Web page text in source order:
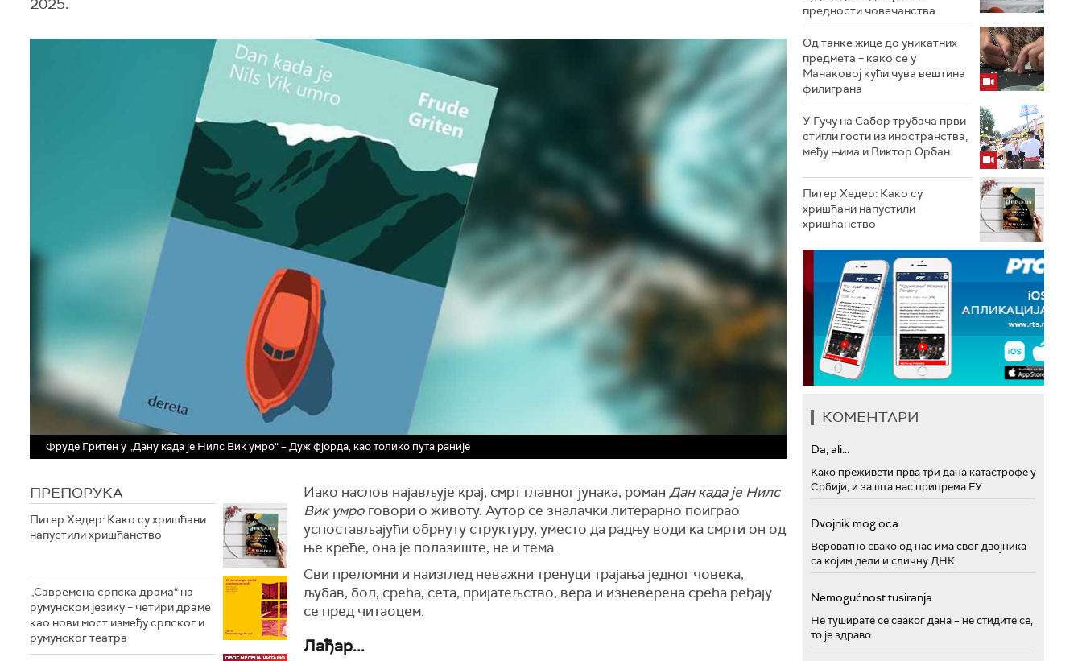
2025.
Фруде Гритен у „Дану када је Нилс Вик умро“ – Дуж фјорда, као толико пута раније
ПРЕПОРУКА
Питер Хедер: Како су хришћани
напустили хришћанство
„Савремена српска драма“ на
румунском језику – четири драме
као нови мост између српског и
румунског театра
Иако наслов најављује крај, смрт главног јунака, роман Дан када је Нилс
Вик умро говори о животу. Аутор се зналачки литерарно поиграо
успостављајући обрнуту структуру, уместо да радњу води ка смрти он од
ње креће, она је полазиште, не и тема.
Сви преломни и наизглед неважни тренуци трајања једног човека,
љубав, бол, срећа, сета, пријатељство, вера и изневерена срећа ређају
се пред читаоцем.
Лађар...
предности човечанства
Од танке жице до уникатних
предмета – како се у
Манаковој кући чува вештина
филиграна
У Гучу на Сабор трубача први
стигли гости из иностранства,
међу њима и Виктор Орбан
Питер Хедер: Како су
хришћани напустили
хришћанство
КОМЕНТАРИ
Da, ali...
Како преживети прва три дана катастрофе у
Србији, и за шта нас припрема ЕУ
Dvojnik mog oca
Вероватно свако од нас има свог двојника
са којим дели и сличну ДНК
Nemogućnost tusiranja
Не туширате се сваког дана – не стидите се,
то је здраво